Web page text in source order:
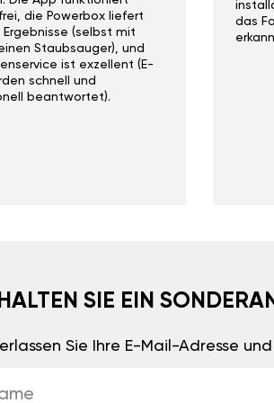
die Powerbox liefert
Ergebnisse (selbst mit
Staubsauger), und
ist exzellent (E-
schnell und
beantwortet).
das
SIE EIN
Sie Ihre E-Mail-Adresse